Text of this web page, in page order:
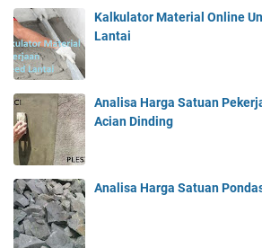
Kalkulator Material Online
Lantai
Analisa Harga Satuan
Acian Dinding
Analisa Harga Satuan